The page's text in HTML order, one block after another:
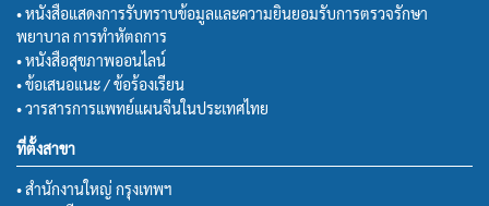
• หนังสือแสดงการรับทราบข้อมูลและความยินยอมรับการตรวจรักษา
พยาบาล การทำหัตถการ
• หนังสือสุขภาพออนไลน์
• ข้อเสนอแนะ / ข้อร้องเรียน
• วารสารการแพทย์แผนจีนในประเทศไทย
ที่ตั้งสาขา
• สำนักงานใหญ่ กรุงเทพฯ